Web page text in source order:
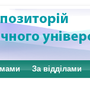
За відділами